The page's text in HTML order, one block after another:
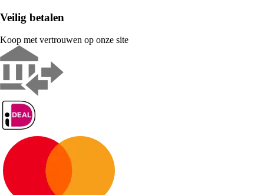
Veilig betalen
Koop met vertrouwen op onze site